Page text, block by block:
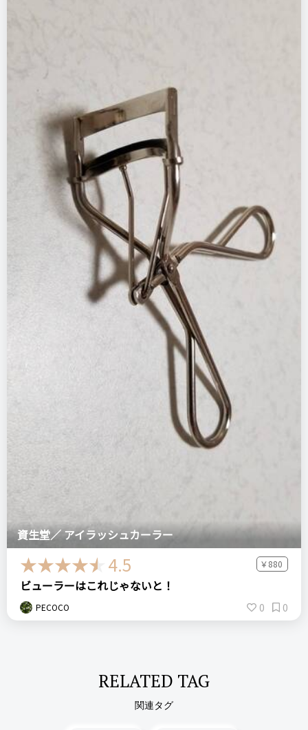
資生堂／ アイラッシュカーラー
4.5 ￥880
ビューラーはこれじゃないと！
PECOCO 0 0
RELATED TAG
関連タグ